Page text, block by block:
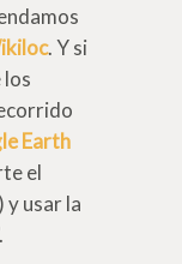
. Y si
los
Earth
el
usar la